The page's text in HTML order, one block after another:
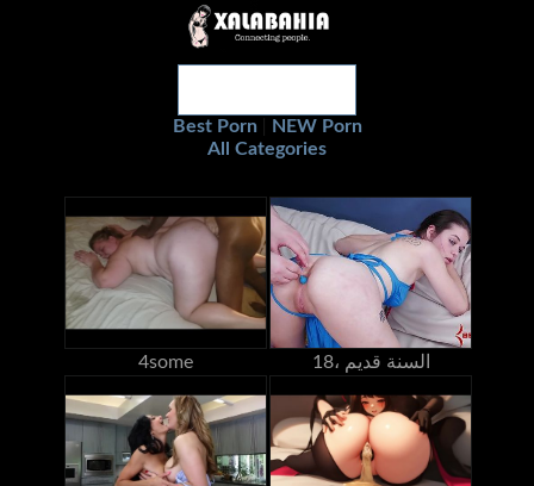
Best Porn
NEW Porn
All Categories
4some 18، السنة قديم